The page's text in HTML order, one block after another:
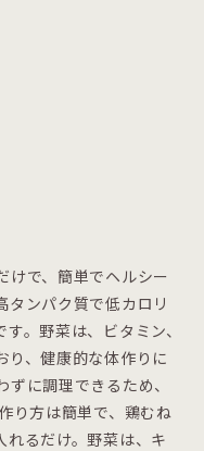
けで、簡単でヘルシー
タンパク質で低カロリ
。野菜は、ビタミン、
り、健康的な体作りに
に調理できるため、
り方は簡単で、鶏むね
れるだけ。野菜は、キ